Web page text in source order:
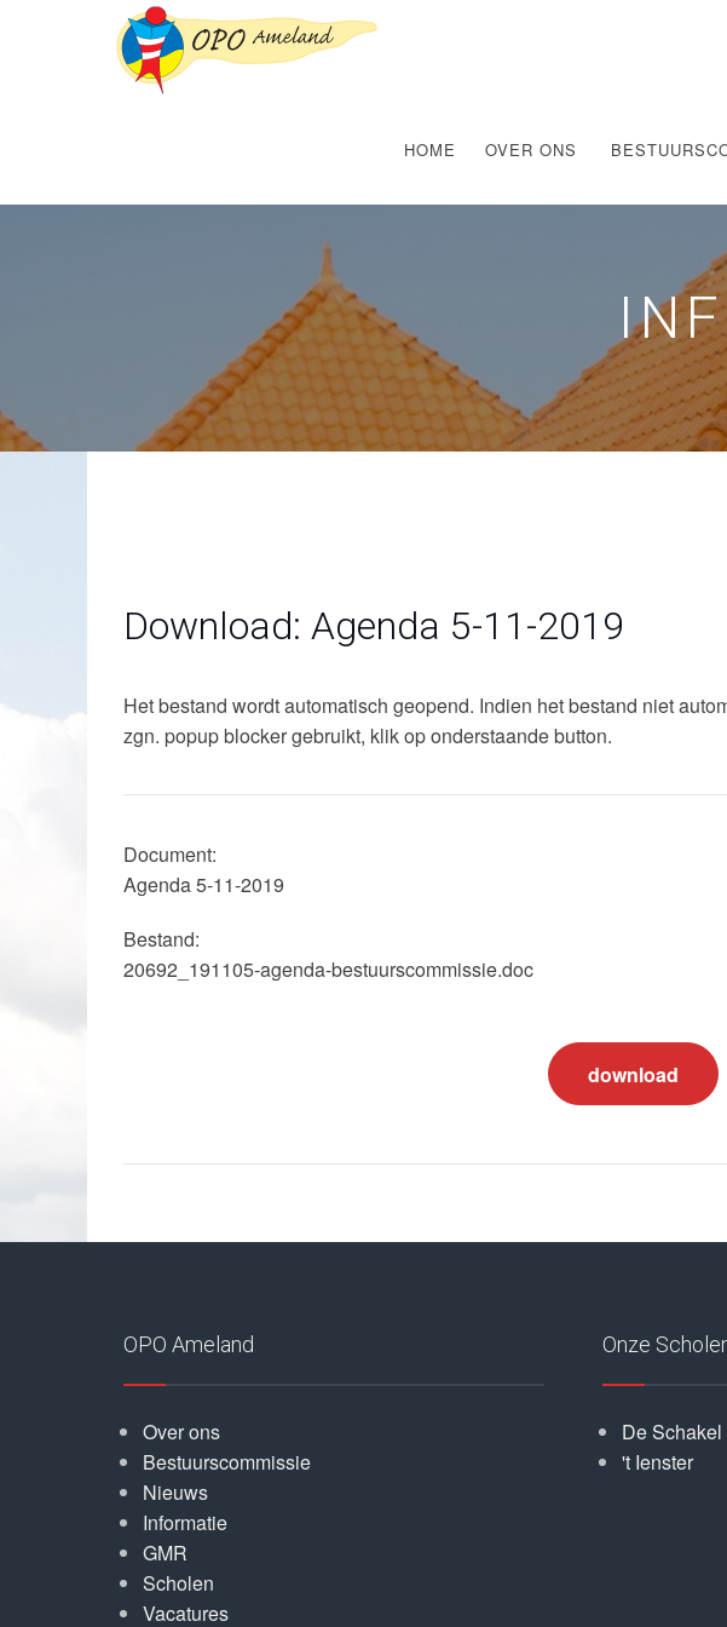
HOME OVER ONS
Download: Agenda 5-11-2019
Het bestand wordt automatisch geopend. Indien het bestand niet
zgn. popup blocker gebruikt, klik op onderstaande button.
Document:
Agenda 5-11-2019
Bestand:
20692_191105-agenda-bestuurscommissie.doc
download
OPO Ameland
Over ons
Bestuurscommissie
Nieuws
Informatie
GMR
Scholen
Vacatures
Onze
De Schakel
't Ienster